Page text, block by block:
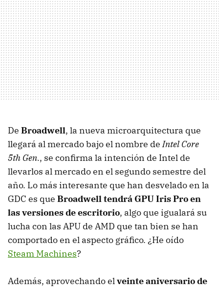
De Broadwell, la nueva microarquitectura que
llegará al mercado bajo el nombre deIntel Core
5th Gen., se confirma la intención de Intel de
llevarlos al mercado en el segundo semestre del
año. Lo más interesante que han desvelado en la
GDC es que Broadwell tendrá GPU Iris Pro en
las versiones de escritorio, algo que igualará su
lucha con las APU de AMD que tan bien se han
comportado en el aspecto gráfico. ¿He oído
Steam Machines?
Además, aprovechando elveinte aniversario de